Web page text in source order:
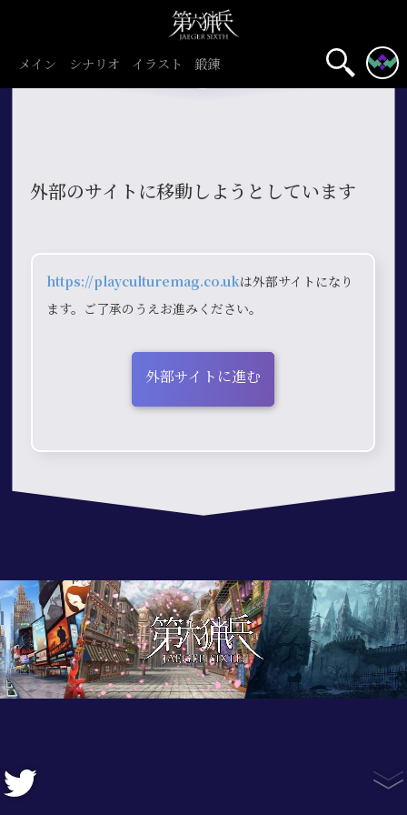
メイン シナリオ イラスト 鍛錬
外部のサイトに移動しようとしています
https://playculturemag.co.ukは外部サイトになり
ます。ご了承のうえお進みください。
外部サイトに進む